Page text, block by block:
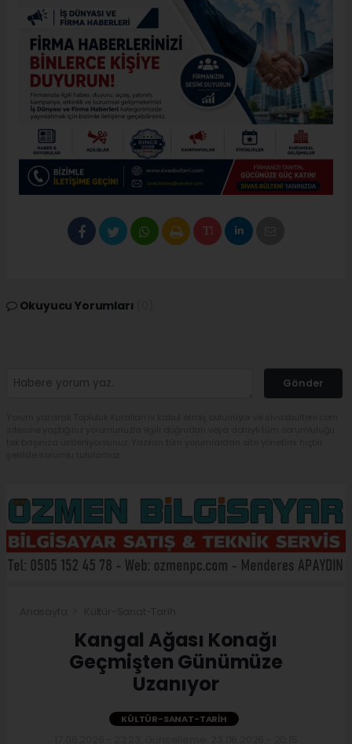
Okuyucu Yorumları
Gönder
Kangal Ağası Konağı
Geçmişten Günümüze
Uzanıyor
KÜLTÜR-SANAT-TARIH